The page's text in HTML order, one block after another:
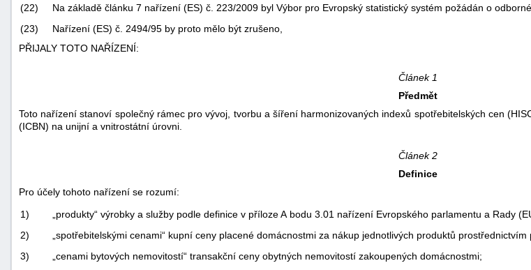
(22)
Na základě článku 7 nařízení (ES) č. 223/2009 byl Výbor pro Evropský statistický systém požádán o
(23)
Nařízení (ES) č. 2494/95 by proto mělo být zrušeno,
PŘIJALY TOTO NAŘÍZENÍ:
Článek 1
Předmět
Toto nařízení stanoví společný rámec pro vývoj, tvorbu a šíření harmonizovaných indexů spotřebitelských cen
(ICBN) na unijní a vnitrostátní úrovni.
Článek 2
Definice
Pro účely tohoto nařízení se rozumí:
1)
„produkty“ výrobky a služby podle definice v příloze A bodu 3.01 nařízení Evropského parlamentu a Rady
2)
„spotřebitelskými cenami“ kupní ceny placené domácnostmi za nákup jednotlivých produktů
3)
„cenami bytových nemovitostí“ transakční ceny obytných nemovitostí zakoupených domácnostmi;